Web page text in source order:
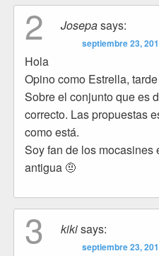
2 Josepasays:
septiembre 23,
Hola
Opino como Estrella,
Sobre el conjunto que es
correcto. Las propuestas
como está.
Soy fan de los mocasines
antigua 🤨
3 kikisays:
septiembre 23,